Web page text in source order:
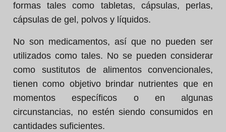
formas tales como tabletas, cápsulas, perlas,
cápsulas de gel, polvos y líquidos.
No son medicamentos, así que no pueden ser
utilizados como tales. No se pueden considerar
como sustitutos de alimentos convencionales,
tienen como objetivo brindar nutrientes que en
momentos específicos o en algunas
circunstancias, no estén siendo consumidos en
cantidades suficientes.